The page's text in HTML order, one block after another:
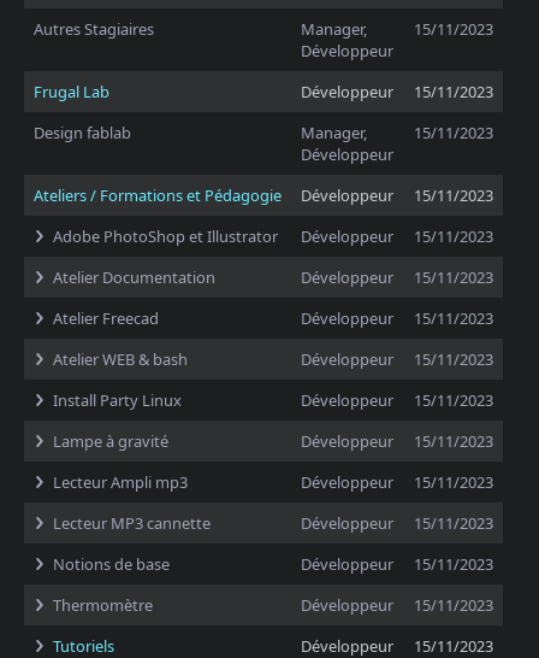
Autres Stagiaires
Manager,
Développeur
15/11/2023
Frugal Lab Développeur
15/11/2023
Design fablab
Manager,
Développeur
15/11/2023
Ateliers / Formations et Pédagogie Développeur
15/11/2023
Adobe PhotoShop et Illustrator
Développeur
15/11/2023
Atelier Documentation
Développeur
15/11/2023
Atelier Freecad
Développeur
15/11/2023
Atelier WEB & bash
Développeur
15/11/2023
Install Party Linux
Développeur
15/11/2023
Lampe à gravité
Développeur
15/11/2023
Lecteur Ampli mp3
Développeur
15/11/2023
Lecteur MP3 cannette
Développeur
15/11/2023
Notions de base
Développeur
15/11/2023
Thermomètre
Développeur
15/11/2023
Tutoriels
Développeur
15/11/2023